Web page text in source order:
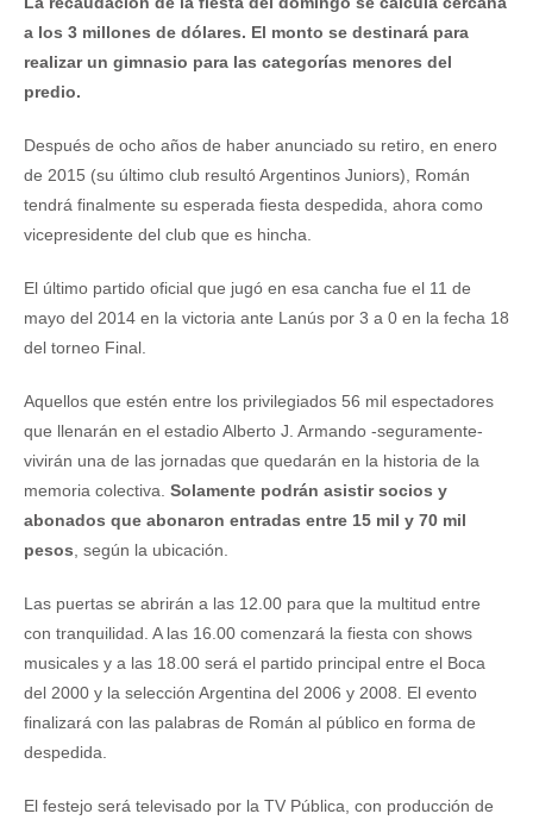
a los 3 millones de dólares. El monto se destinará para
realizar un gimnasio para las categorías menores del
predio.
Después de ocho años de haber anunciado su retiro, en enero
de 2015 (su último club resultó Argentinos Juniors), Román
tendrá finalmente su esperada fiesta despedida, ahora como
vicepresidente del club que es hincha.
El último partido oficial que jugó en esa cancha fue el 11 de
mayo del 2014 en la victoria ante Lanús por 3 a 0 en la fecha 18
del torneo Final.
Aquellos que estén entre los privilegiados 56 mil espectadores
que llenarán en el estadio Alberto J. Armando -seguramente-
vivirán una de las jornadas que quedarán en la historia de la
memoria colectiva. Solamente podrán asistir socios y
abonados que abonaron entradas entre 15 mil y 70 mil
pesos , según la ubicación.
Las puertas se abrirán a las 12.00 para que la multitud entre
con tranquilidad. A las 16.00 comenzará la fiesta con shows
musicales y a las 18.00 será el partido principal entre el Boca
del 2000 y la selección Argentina del 2006 y 2008. El evento
finalizará con las palabras de Román al público en forma de
despedida.
El festejo será televisado por la TV Pública, con producción de